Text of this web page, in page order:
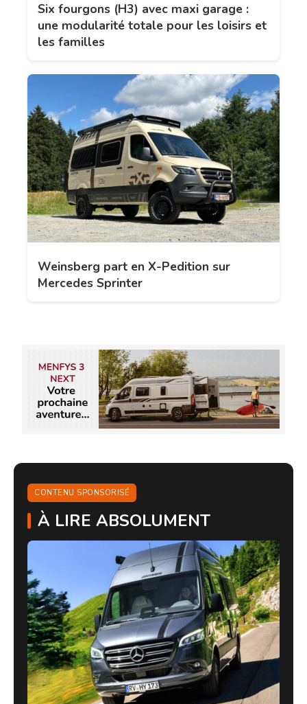
Six fourgons (H3) avec maxi garage :
une modularité totale pour les loisirs et
les familles
Weinsberg part en X-Pedition sur
Mercedes Sprinter
CONTENU SPONSORISÉ
À LIRE ABSOLUMENT